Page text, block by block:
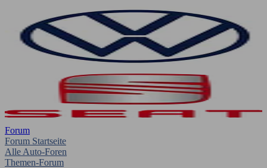
Forum
Forum Startseite
Alle Auto-Foren
Themen-Forum